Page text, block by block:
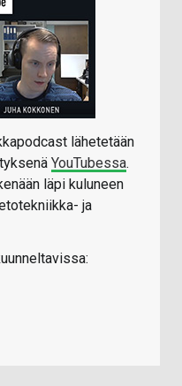
lähetetään
YouTubessa.
läpi kuluneen
ja